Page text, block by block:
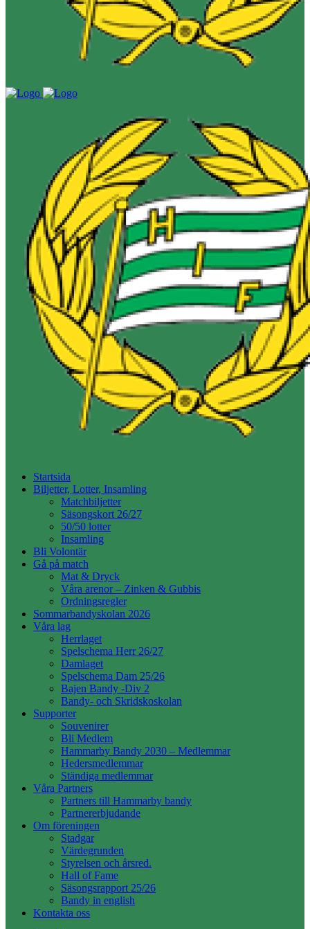
Startsida
Biljetter, Lotter, Insamling
Matchbiljetter
Säsongskort 26/27
50/50 lotter
Insamling
Bli Volontär
Gå på match
Mat & Dryck
Våra arenor – Zinken & Gubbis
Ordningsregler
Sommarbandyskolan 2026
Våra lag
Herrlaget
Spelschema Herr 26/27
Damlaget
Spelschema Dam 25/26
Bajen Bandy -Div 2
Bandy- och Skridskoskolan
Supporter
Souvenirer
Bli Medlem
Hammarby Bandy 2030 – Medlemmar
Hedersmedlemmar
Ständiga medlemmar
Våra Partners
Partners till Hammarby bandy
Partnererbjudande
Om föreningen
Stadgar
Värdegrunden
Styrelsen och årsred.
Hall of Fame
Säsongsrapport 25/26
Bandy in english
Kontakta oss